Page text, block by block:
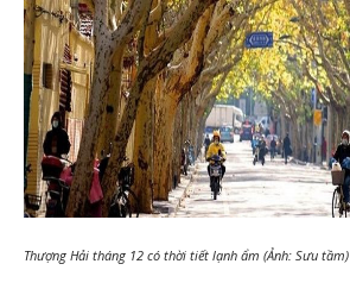
Thượng Hải tháng 12 có thời tiết lạnh ẩm (Ảnh: Sưu tầm)